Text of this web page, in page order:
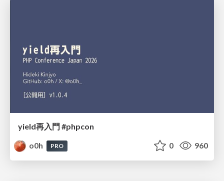
yield再入門 #phpcon
o0h
PRO 0 960